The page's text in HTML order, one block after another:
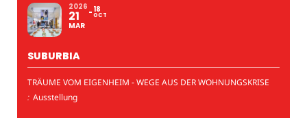
2026
21
MAR
18
OCT
SUBURBIA
TRÄUME VOM EIGENHEIM - WEGE AUS DER WOHNUNGSKRISE
: Ausstellung